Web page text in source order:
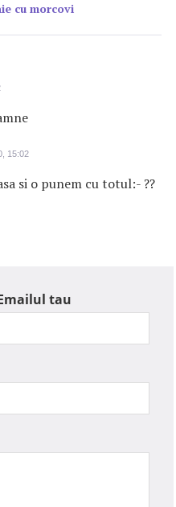
cu morcovi
15:02
si o punem cu totul:- ??
tau